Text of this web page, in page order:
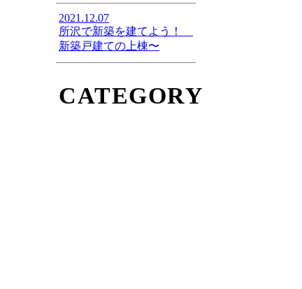
2021.12.07
所沢で新築を建てよう！
新築戸建ての上棟〜
CATEGORY